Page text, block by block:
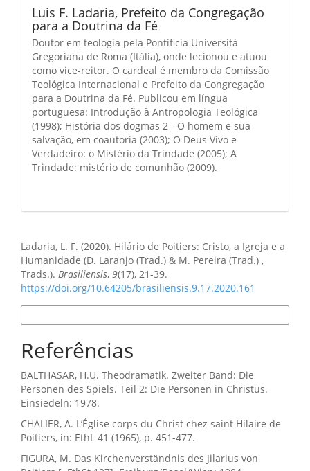
Luis F. Ladaria, Prefeito da Congregação
para a Doutrina da Fé
Doutor em teologia pela Pontificia Università
Gregoriana de Roma (Itália), onde lecionou e atuou
como vice-reitor. O cardeal é membro da Comissão
Teológica Internacional e Prefeito da Congregação
para a Doutrina da Fé. Publicou em língua
portuguesa: Introdução à Antropologia Teológica
(1998); História dos dogmas 2 - O homem e sua
salvação, em coautoria (2003); O Deus Vivo e
Verdadeiro: o Mistério da Trindade (2005); A
Trindade: mistério de comunhão (2009).
Ladaria, L. F. (2020). Hilário de Poitiers: Cristo, a Igreja e a
Humanidade (D. Laranjo (Trad.) & M. Pereira (Trad.) ,
Trads.). Brasiliensis, 9(17), 21-39.
https://doi.org/10.64205/brasiliensis.9.17.2020.161
Referências
BALTHASAR, H.U. Theodramatik. Zweiter Band: Die
Personen des Spiels. Teil 2: Die Personen in Christus.
Einsiedeln: 1978.
CHALIER, A. L’Église corps du Christ chez saint Hilaire de
Poitiers, in: EthL 41 (1965), p. 451-477.
FIGURA, M. Das Kirchenverständnis des Jilarius von